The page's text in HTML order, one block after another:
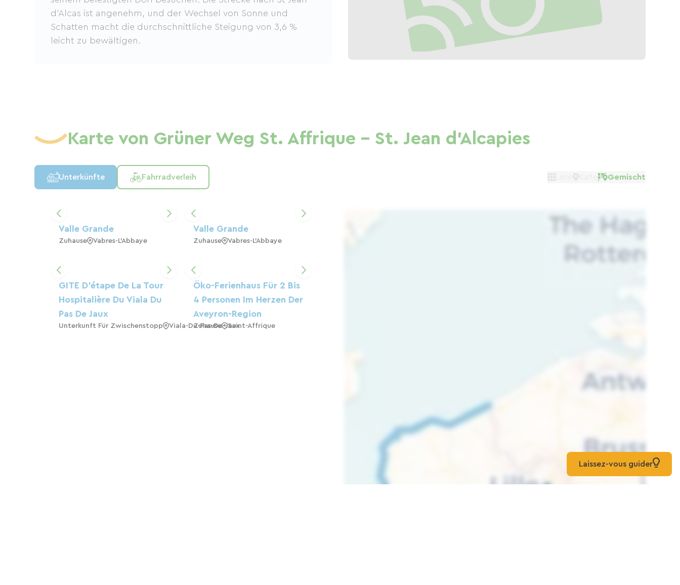
d'Alcas ist angenehm, und der Wechsel von Sonne und
Schatten macht die durchschnittliche Steigung von 3,6 %
leicht zu bewältigen.
Karte von Grüner Weg St. Affrique - St. Jean d'Alcapies
Unterkünfte Fahrradverleih Gemischt
Valle Grande
Zuhause Vabres-L'Abbaye
Valle Grande
Zuhause Vabres-L'Abbaye
GITE D'étape De La Tour
Hospitalière Du Viala Du
Pas De Jaux
Unterkunft Für Zwischenstopp Viala-Du-Pas-De-Jaux
Öko-Ferienhaus Für 2 Bis
4 Personen Im Herzen Der
Aveyron-Region
Zuhause Saint-Affrique
Laissez-vous guider